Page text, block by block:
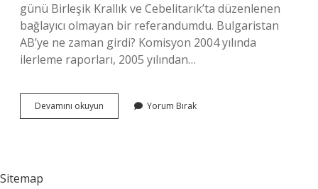
günü Birleşik Krallık ve Cebelitarık’ta düzenlenen
bağlayıcı olmayan bir referandumdu. Bulgaristan
AB’ye ne zaman girdi? Komisyon 2004 yılında
ilerleme raporları, 2005 yılından…
Devamını okuyun Ingiltere
Ab
Yorum Bırak
Sitemap